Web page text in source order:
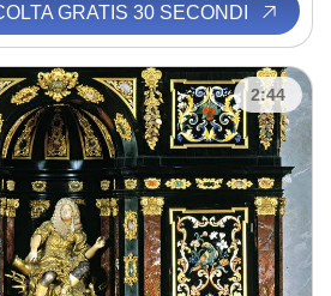
GRATIS 30 SECONDI
2:44